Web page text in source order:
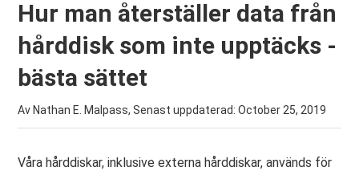
Hur man återställer data från
hårddisk som inte upptäcks -
bästa sättet
Av Nathan E. Malpass, Senast uppdaterad:October 25, 2019
Våra hårddiskar, inklusive externa hårddiskar, används för